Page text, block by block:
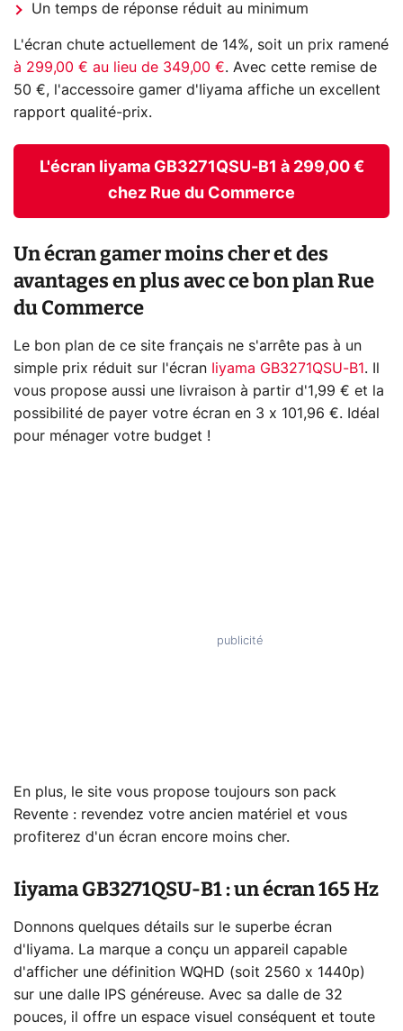
Un temps de réponse réduit au minimum
L'écran chute actuellement de 14%, soit un prix ramené
à 299,00 € au lieu de 349,00 €. Avec cette remise de
50 €, l'accessoire gamer d'Iiyama affiche un excellent
rapport qualité-prix.
L'écran Iiyama GB3271QSU-B1 à 299,00 €
chez Rue du Commerce
Un écran gamer moins cher et des
avantages en plus avec ce bon plan Rue
du Commerce
Le bon plan de ce site français ne s'arrête pas à un
simple prix réduit sur l'écran
Iiyama GB3271QSU-B1 . Il
vous propose aussi une livraison à partir d'1,99 € et la
possibilité de payer votre écran en 3 x 101,96 €. Idéal
pour ménager votre budget !
En plus, le site vous propose toujours son pack
Revente : revendez votre ancien matériel et vous
profiterez d'un écran encore moins cher.
Iiyama GB3271QSU-B1 : un écran 165 Hz
Donnons quelques détails sur le superbe écran
d'Iiyama. La marque a conçu un appareil capable
d'afficher une définition WQHD (soit 2560 x 1440p)
sur une dalle IPS généreuse. Avec sa dalle de 32
pouces, il offre un espace visuel conséquent et toute